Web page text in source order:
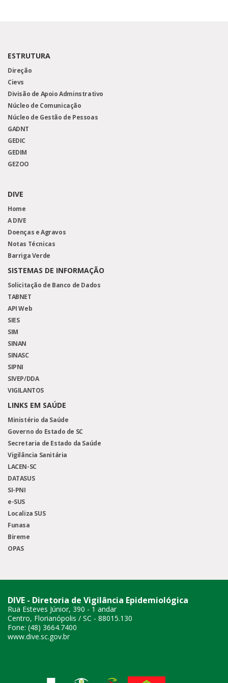
ESTRUTURA
Direção
Cievs
Divisão de Apoio Adminstrativo
Núcleo de Comunicação
Núcleo de Gestão de Pessoas
GADNT
GEDIC
GEDIM
GEZOO
DIVE
Home
A DIVE
Doenças e Agravos
Notas Técnicas
Barriga Verde
SISTEMAS DE INFORMAÇÃO
Solicitação de Banco de Dados
TABNET
API Web
SIES
SIM
SINAN
SINASC
SIPNI
SIVEP/DDA
VIGILANTOS
LINKS EM SAÚDE
Ministério da Saúde
Governo do Estado de SC
Secretaria de Estado da Saúde
Vigilância Sanitária
LACEN-SC
DATASUS
SI-PNI
e-SUS
Localiza SUS
Funasa
Bireme
OPAS
DIVE - Diretoria de Vigilância Epidemiológica
Rua Esteves Júnior, 390 - 1 andar
Centro, Florianópolis / SC - 88015.130
Fone: (48) 3664.7400
www.dive.sc.gov.br